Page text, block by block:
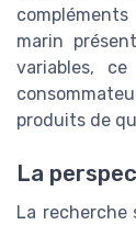
marin
variables,
produits de
La
La recherche